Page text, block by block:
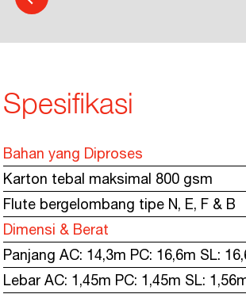
Spesifikasi
Bahan yang Diproses
Karton tebal maksimal 800 gsm
Flute bergelombang tipe N, E, F & B
Dimensi & Berat
Panjang AC: 14,3m PC: 16,6m SL:
Lebar AC: 1,45m PC: 1,45m SL: